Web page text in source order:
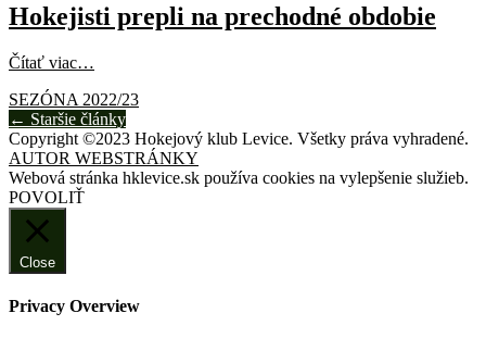
Hokejisti prepli na prechodné obdobie
Čítať viac…
SEZÓNA 2022/23
Posts
navigation
← Staršie články
Copyright ©2023 Hokejový klub Levice. Všetky práva vyhradené.
AUTOR WEBSTRÁNKY
Webová stránka hklevice.sk používa cookies na vylepšenie služieb.
POVOLIŤ
Close
Privacy Overview